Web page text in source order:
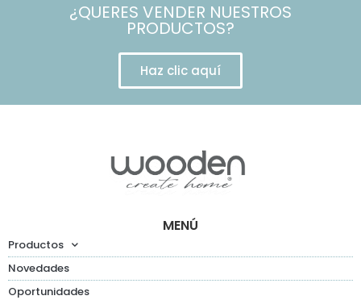
¿QUERES VENDER NUESTROS
PRODUCTOS?
Haz clic aquí
MENÚ
Productos
Novedades
Oportunidades